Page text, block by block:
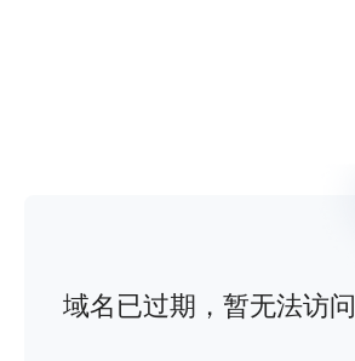
域名已过期，暂无法访问